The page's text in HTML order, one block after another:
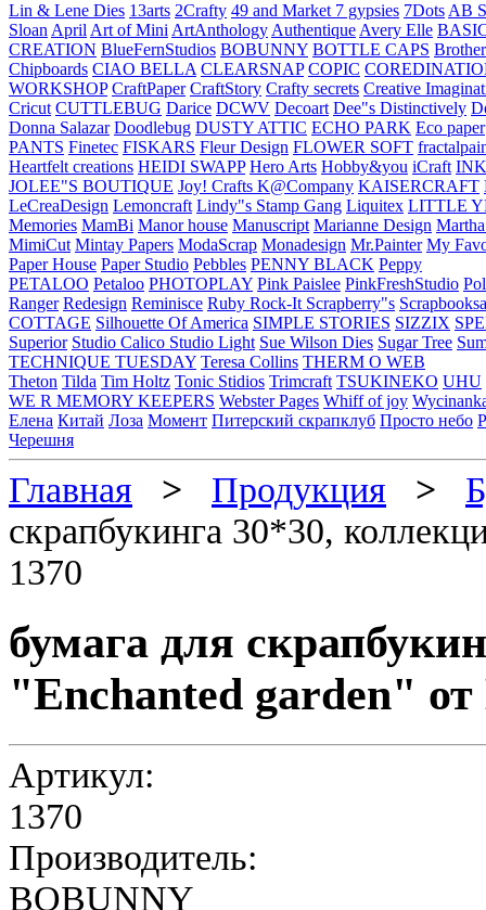
Lin & Lene Dies 13arts 2Crafty 49 and Market 7 gypsies 7Dots AB
Sloan April Art of Mini ArtAnthology Authentique Avery Elle
CREATION BlueFernStudios BOBUNNY BOTTLE CAPS Brother
Chipboards CIAO BELLA CLEARSNAP COPIC
WORKSHOP CraftPaper CraftStory Crafty secrets Creative
Cricut CUTTLEBUG Darice DCWV Decoart Dee"s Distinctively
Donna Salazar Doodlebug DUSTY ATTIC ECHO PARK Eco paper
PANTS Finetec FISKARS Fleur Design FLOWER SOFT
Heartfelt creations HEIDI SWAPP Hero Arts Hobby&you iCraft
JOLEE"S BOUTIQUE Joy! Crafts K@Company KAISERCRAFT
LeCreaDesign Lemoncraft Lindy"s Stamp Gang Liquitex LITTLE
Memories MamBi Manor house Manuscript Marianne Design
MimiCut Mintay Papers ModaScrap Monadesign Mr.Painter My
Paper House Paper Studio Pebbles PENNY BLACK Peppy
PETALOO Petaloo PHOTOPLAY Pink Paislee PinkFreshStudio
Ranger Redesign Reminisce Ruby Rock-It Scrapberry"s
COTTAGE Silhouette Of America SIMPLE STORIES SIZZIX
Superior Studio Calico Studio Light Sue Wilson Dies Sugar Tree
TECHNIQUE TUESDAY Teresa Collins THERM O WEB
Theton Tilda Tim Holtz Tonic Stidios Trimcraft TSUKINEKO UHU
WE R MEMORY KEEPERS Webster Pages Whiff of joy
Елена Китай Лоза Момент Питерский скрапклуб Просто небо
Черешня
Главная > Продукция >
скрапбукинга 30*30,
1370
бумага для
"Enchanted garden"
Артикул:
1370
Производитель:
BOBUNNY